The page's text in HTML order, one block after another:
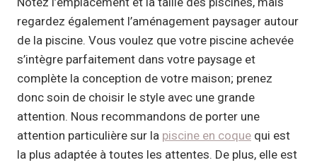
regardez également l’aménagement paysager autour
de la piscine. Vous voulez que votre piscine achevée
s’intègre parfaitement dans votre paysage et
complète la conception de votre maison; prenez
donc soin de choisir le style avec une grande
attention. Nous recommandons de porter une
attention particulière sur la piscine en coque qui est
la plus adaptée à toutes les attentes. De plus, elle est